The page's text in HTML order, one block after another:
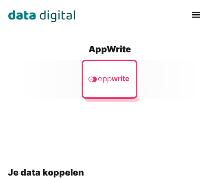
AppWrite
Je data koppelen